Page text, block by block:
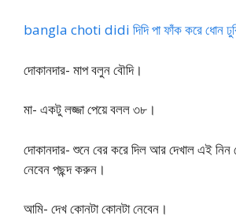
bangla choti didi দিদি পা ফাঁক করে ধোন
দোকানদার- মাপ বলুন বৌদি।
মা- একটু লজ্জা পেয়ে বলল ৩৮।
দোকানদার- শুনে বের করে দিল আর দেখাল এই নিন
নেবেন পছন্দ করুন।
আমি- দেখ কোনটা কোনটা নেবেন।